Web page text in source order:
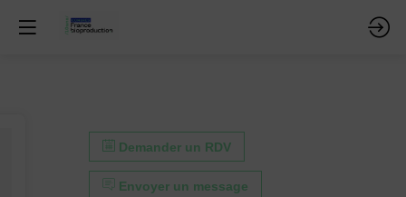
Demander un RDV
Envoyer un message